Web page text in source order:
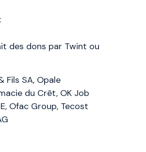
des dons par Twint ou
Fils SA, Opale
du Crêt, OK Job
Ofac Group, Tecost